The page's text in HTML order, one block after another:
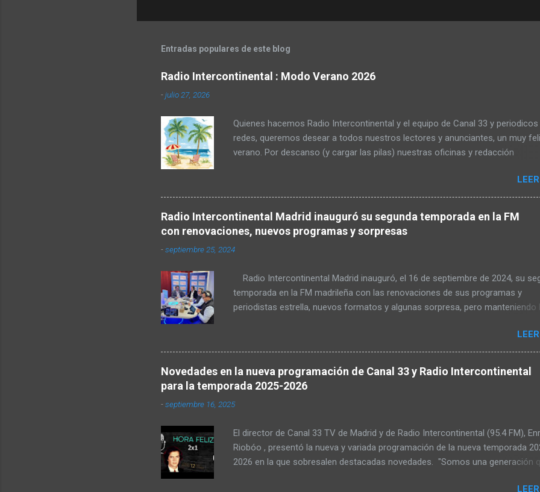
Entradas populares de este blog
Radio Intercontinental : Modo Verano 2026
-julio 27, 2026
Quienes hacemos Radio Intercontinental y el equipo de Canal 33 y periodicos
redes, queremos desear a todos nuestros lectores y anunciantes, un muy
verano. Por descanso (y cargar las pilas) nuestras oficinas y redacción
acompañarnos otra temporada. Radio Intercontinental viene fuerte en
Seguro!!! Pincha aquí y sigue su emisión También en la FM madrileña 95.4 y
MHz de tu dial.
Radio Intercontinental Madrid inauguró su segunda temporada en la FM
con renovaciones, nuevos programas y sorpresas
-septiembre 25, 2024
Radio Intercontinental Madrid inauguró, el 16 de septiembre de 2024, su
temporada en la FM madrileña con las renovaciones de sus programas y
periodistas estrella, nuevos formatos y algunas sorpresa, pero manteniendo la
madrileña cuenta desde ese día con programas e invitados especiales.
dieron la bienvenida a la nueva temporada de Radio Intercontinental Madrid
importantes representantes de la Comunidad y del Ayuntamiento de la
histórica radio, que emite desde hace un año en la 95.4 de la FM madrileña,
esta temporada se amplían. Durante los últimos 12 meses, miles de oyentes,
toda una gran generación olvidada por los grandes medios. También
los formatos music...
Novedades en la nueva programación de Canal 33 y Radio Intercontinental
para la temporada 2025-2026
-septiembre 16, 2025
El director de Canal 33 TV de Madrid y de Radio Intercontinental (95.4 FM),
Riobóo , presentó la nueva y variada programación de la nueva temporada
2026 en la que sobresalen destacadas novedades. "Somos una generación